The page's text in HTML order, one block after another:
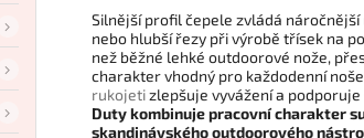
Silnější profil čepele zvládá
nebo hlubší řezy při výrobě třísek na
než běžné lehké outdoorové nože,
charakter vhodný pro každodenní
rukojetizlepšuje vyvážení a
Duty kombinuje pracovní charakter
skandinávského outdoorového